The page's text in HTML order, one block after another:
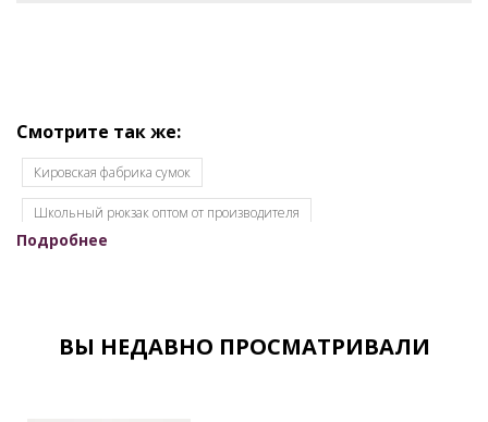
Смотрите так же:
Кировская фабрика сумок
Школьный рюкзак оптом от производителя
Женские рюкзаки оптом
Подробнее
ВЫ НЕДАВНО ПРОСМАТРИВАЛИ